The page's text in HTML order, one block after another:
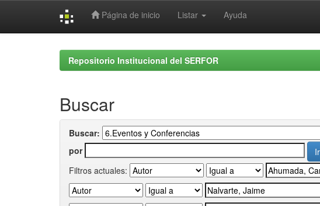
Página de inicio Listar Ayuda
Repositorio Institucional del SERFOR
Buscar
Buscar:
por
Filtros actuales: